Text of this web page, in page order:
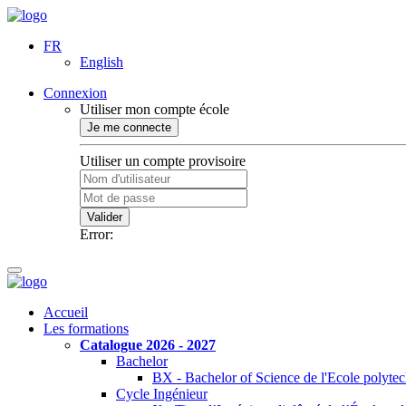
FR
English
Connexion
Utiliser mon compte école
Je me connecte
Utiliser un compte provisoire
Valider
Error:
Accueil
Les formations
Catalogue 2026 - 2027
Bachelor
BX - Bachelor of Science de l'Ecole
Cycle Ingénieur